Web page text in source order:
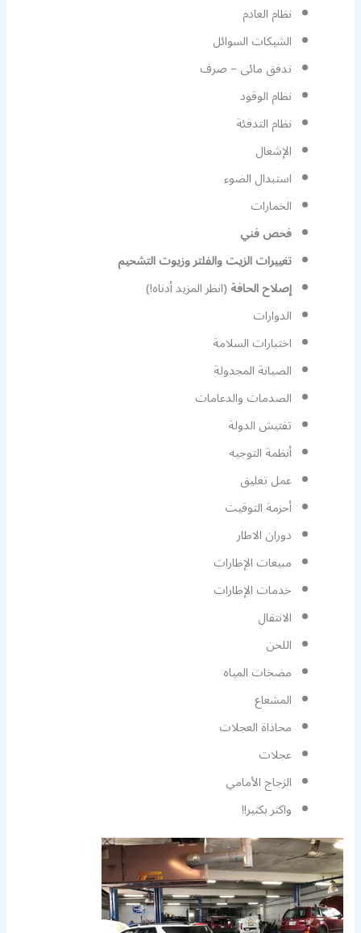
نظام العادم
الشيكات السوائل
تدفق مائى – صرف
نظام الوقود
نظام التدفئة
الإشعال
استبدال الضوء
الخمارات
فحص فني
تغييرات الزيت والفلتر وزيوت التشحيم
إصلاح الحافة(انظر المزيد أدناه!)
الدوارات
اختبارات السلامة
الصيانة المجدولة
الصدمات والدعامات
تفتيش الدولة
أنظمة التوجيه
عمل تعليق
أحزمة التوقيت
دوران الاطار
مبيعات الإطارات
خدمات الإطارات
الانتقال
اللحن
مضخات المياه
المشعاع
محاذاة العجلات
عجلات
الزجاج الأمامي
واكثر بكثير!!